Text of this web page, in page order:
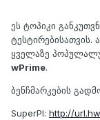
ეს ტოპიკი
ყველაზე
wPrime.
ბენჩმარკების
SuperPI: http://